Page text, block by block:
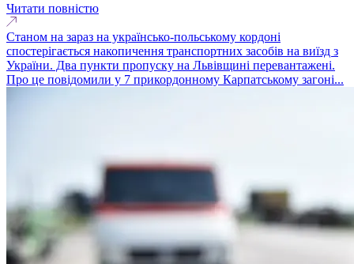
Читати повністю
Станом на зараз на українсько-польському кордоні
спостерігається накопичення транспортних засобів на виїзд з
України. Два пункти пропуску на Львівщині перевантажені.
Про це повідомили у 7 прикордонному Карпатському загоні...